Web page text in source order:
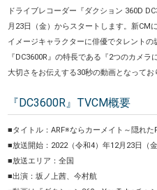
ドライブレコーダー『ダクション 360D
月23日（金）からスタートします。新CM
イメージキャラクターに俳優でタレントの
『DC3600R』の特長である『2つのカメ
大切さをお伝えする30秒の動画となってお
『DC3600R』TVCM概要
■タイトル：ARF※ならカーメイト～隠れた
■放送開始：2022（令和4）年12月23日（
■放送エリア：全国
■出演：坂ノ上茜、今村航